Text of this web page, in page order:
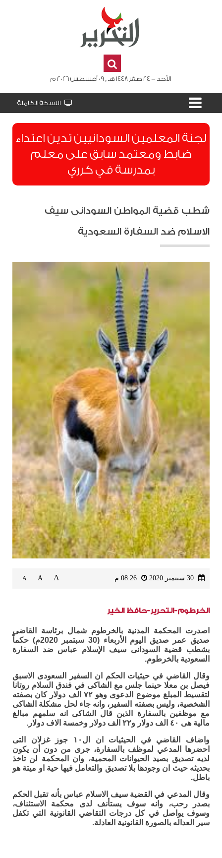
الأحد - 24 صفر 1448 هـ , 09 أغسطس 2026 م
النسخة الكاملة
لجنة المعلمين السودانيين تدين اعتداء
ضابط ومعتمد سابق على معلم
بمدرسة في كرري
شطب قضية المواطن السودانى سيف
الاسلام ضد السفارة السعودية
A
A
A
الخرطوم-التحرير-حافظ الخير
اصدرت المحكمة المدنية بالخرطوم شمال برئاسة القاضى
صديق عمر صديق اليوم الأربعاء (30 سبتمبر 2020م) حكماً
بشطب قضية السودانى سيف الإسلام عباس ضد السفارة
السعودية بالخرطوم.
وقال القاضي في حيثيات الحكم ان السفير السعودى الاسبق
فيصل بن معلا حينما جلس مع الشاكى في فندق السلام روتانا
لتقسيط المبلغ موضوع الدعوى وهو ٧٢ الف دولار كان بصفته
الشخصية، وليس بصفته السفير، وانه جاء لحل مشكلة الشاكى
مع موظفين بالسفارة الذين قال الشاكى انه سلمهم مبالغ
مالية هى ٤٠ الف دولار و٢٢ الف دولار وخمسة الاف دولار.
واضاف القاضي في الحيثيات ان ال١٠ جوز غزلان التى
احضرها المدعي لموظف بالسفارة، جرى من دون أن يكون
لديه تصديق بصيد الحيوانات المحمية، وان المحكمة لن تاخذ
بحديثه حيث ان وجودها بلا تصديق والتعامل فيها حية او ميتة هو
باطل.
وقال المدعي في القضية سيف الاسلام عباس بأنه تقبل الحكم
بصدر رحب، وانه سوف يستأنف لدى محكمة الاستئناف،
وسوف يواصل في كل درجات التقاضي القانونية التي تكفل
سير العداله بالصورة القانونية العادلة.